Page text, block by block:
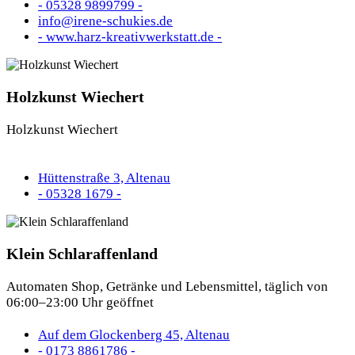
- 05328 9899799 -
info@irene-schukies.de
- www.harz-kreativwerkstatt.de -
Holzkunst Wiechert
Holzkunst Wiechert
Hüttenstraße 3, Altenau
- 05328 1679 -
Klein Schlaraffenland
Automaten Shop, Getränke und Lebensmittel, täglich von
06:00–23:00 Uhr geöffnet
Auf dem Glockenberg 45, Altenau
- 0173 8861786 -